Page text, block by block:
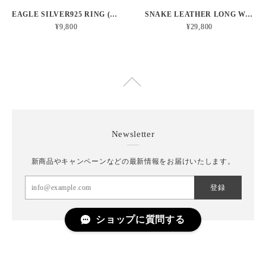
EAGLE SILVER925 RING (イーグル シルバー925 リング)
¥9,800
SNAKE LEATHER LONG WALLET (スネークレザーロングウォレット)
¥29,800
Newsletter
新商品やキャンペーンなどの最新情報をお届けいたします。
登録
ショップに質問する